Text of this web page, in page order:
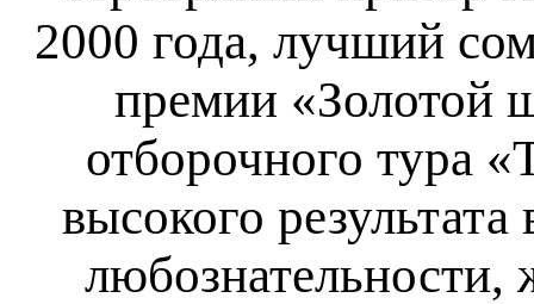
2000 года, лучший
премии «Золотой
отборочного тура
высокого